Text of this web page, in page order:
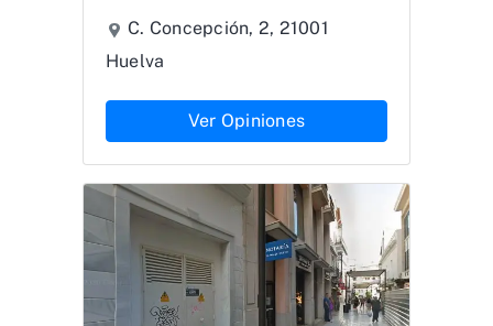
C. Concepción, 2, 21001
Huelva
Ver Opiniones